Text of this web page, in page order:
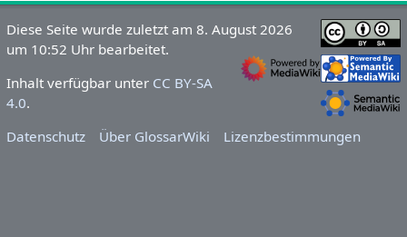
Diese Seite wurde zuletzt am 8. August 2026
um 10:52 Uhr bearbeitet.
Inhalt verfügbar unter CC BY-SA
4.0.
Datenschutz
Über GlossarWiki Lizenzbestimmungen